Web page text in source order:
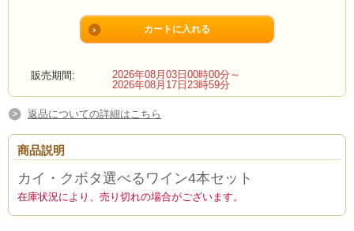
販売期間:
2026年08月03日00時00分～
2026年08月17日23時59分
返品についての詳細はこちら
商品説明
カイ・クボタ選べるワイン4本セット
在庫状況により、売り切れの場合がございます。